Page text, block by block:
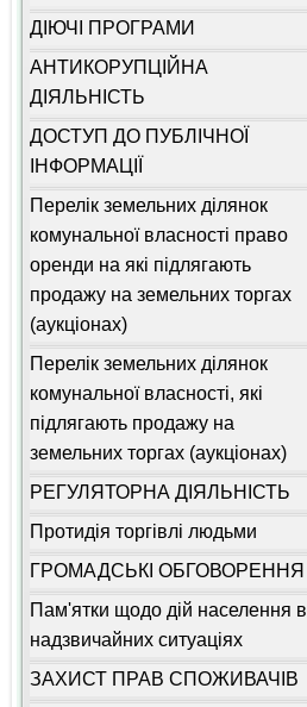
ДІЮЧІ ПРОГРАМИ
АНТИКОРУПЦІЙНА
ДІЯЛЬНІСТЬ
ДОСТУП ДО ПУБЛІЧНОЇ
ІНФОРМАЦІЇ
Перелік земельних ділянок
комунальної власності право
оренди на які підлягають
продажу на земельних торгах
(аукціонах)
Перелік земельних ділянок
комунальної власності, які
підлягають продажу на
земельних торгах (аукціонах)
РЕГУЛЯТОРНА ДІЯЛЬНІСТЬ
Протидія торгівлі людьми
ГРОМАДСЬКІ ОБГОВОРЕННЯ
Пам'ятки щодо дій населення в
надзвичайних ситуаціях
ЗАХИСТ ПРАВ СПОЖИВАЧІВ